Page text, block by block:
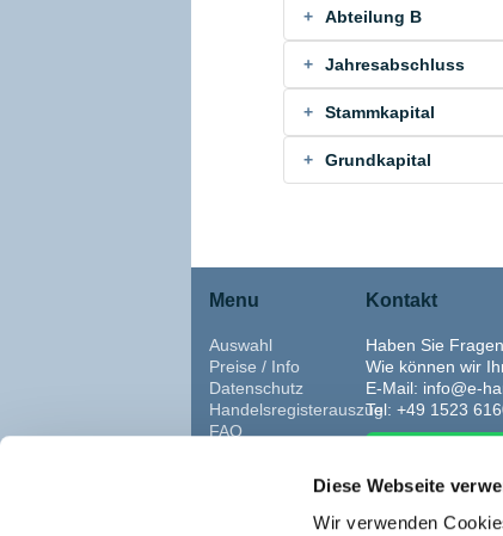
Diese Webseite
Wir verwenden
Abteilung B
Jahresabschluss
Stammkapital
Grundkapital
Menu
Auswahl
Preise / Info
Datenschutz
Handelsregisterauszug
FAQ
Kontakt
Haben Sie
Wie können wir
E-Mail: info@e-
Tel: +49 1523